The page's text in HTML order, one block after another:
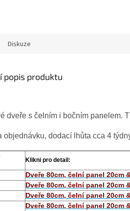
Diskuze
popis produktu
dveře s čelním i bočním panelem.
objednávku, dodací lhůta cca 4
Klikni pro detail:
Dveře 80cm, čelní panel 20cm
Dveře 80cm, čelní panel 20cm
Dveře 80cm, čelní panel 20cm
Dveře 80cm, čelní panel 20cm